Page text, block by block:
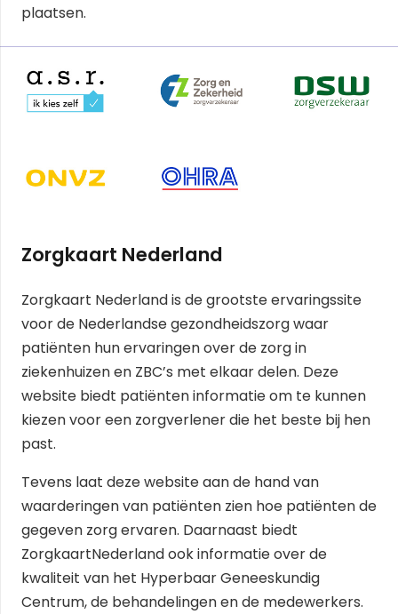
plaatsen.
Zorgkaart Nederland
Zorgkaart Nederland is de grootste ervaringssite
voor de Nederlandse gezondheidszorg waar
patiënten hun ervaringen over de zorg in
ziekenhuizen en ZBC’s met elkaar delen. Deze
website biedt patiënten informatie om te kunnen
kiezen voor een zorgverlener die het beste bij hen
past.
Tevens laat deze website aan de hand van
waarderingen van patiënten zien hoe patiënten de
gegeven zorg ervaren. Daarnaast biedt
ZorgkaartNederland ook informatie over de
kwaliteit van het Hyperbaar Geneeskundig
Centrum, de behandelingen en de medewerkers.